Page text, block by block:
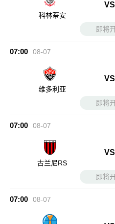
科林蒂安
VS
即将
07:00 08-07
维多利亚
VS
即将
07:00 08-07
古兰尼RS
VS
即将
07:00 08-07